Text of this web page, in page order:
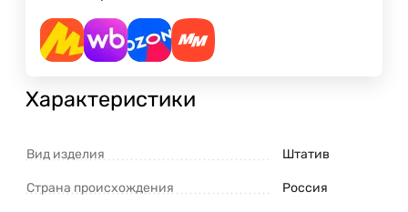
Характеристики
Вид изделия Штатив
Страна происхождения Россия